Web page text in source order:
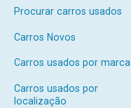
Procurar carros usados
Carros Novos
Carros usados por marca
Carros usados por
localização